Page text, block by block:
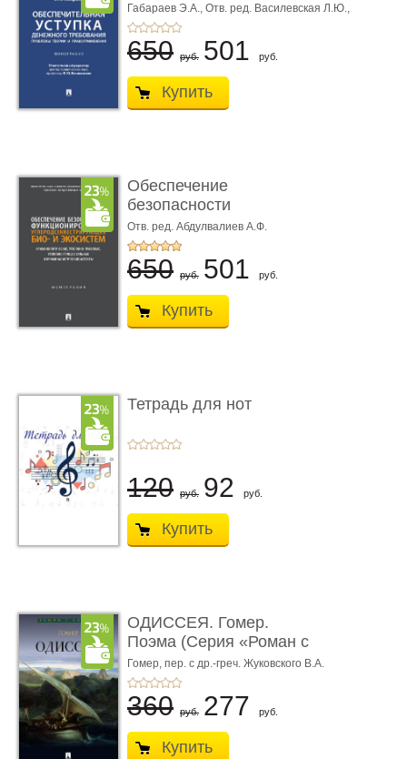
требования ...
Габараев Э.А., Отв. ред. Василевская Л.Ю.,
вступ. сл. Каретина М.Г.
650 руб. 501 руб.
Купить
Обеспечение
безопасности
функционирования уг
...
Отв. ред. Абдулвалиев А.Ф.
650 руб. 501 руб.
Купить
Тетрадь для нот
120 руб. 92 руб.
Купить
ОДИССЕЯ. Гомер.
Поэма (Серия «Роман с
книгой»)
Гомер, пер. с др.-греч. Жуковского В.А.
360 руб. 277 руб.
Купить